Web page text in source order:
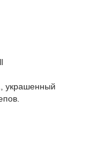
украшенный